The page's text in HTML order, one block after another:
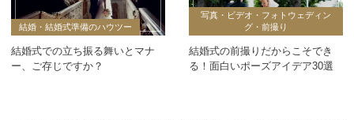
結婚・結婚式準備のハウツー
結婚式での立ち振る舞いとマナ
ー、ご存じですか？
写真・ビデオ・フォトウェディン
グ・前撮り
結婚式の前撮りだからこそでき
る！面白いポーズアイデア30選